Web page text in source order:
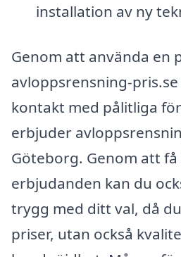
installation av ny
Genom att använda en
avloppsrensning-
kontakt med pålitliga
erbjuder
Göteborg. Genom att
erbjudanden kan du
trygg med ditt val, då
priser, utan också